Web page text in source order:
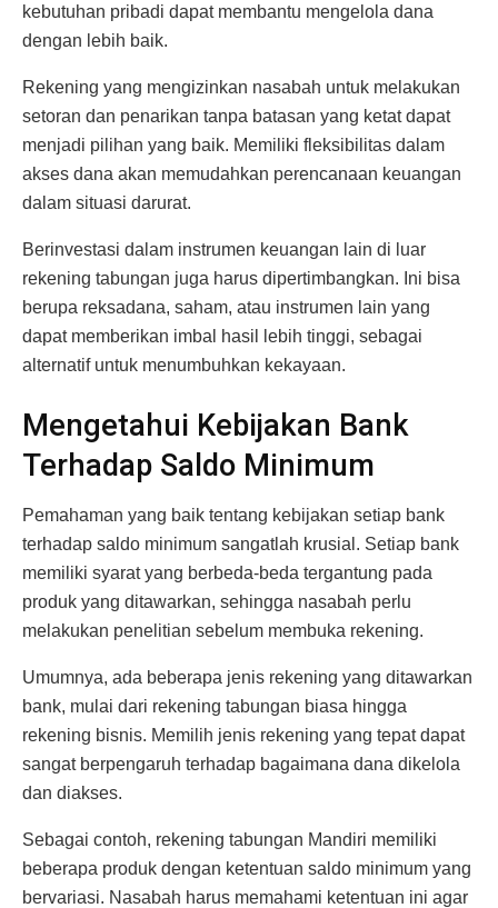
kebutuhan pribadi dapat membantu mengelola dana
dengan lebih baik.
Rekening yang mengizinkan nasabah untuk melakukan
setoran dan penarikan tanpa batasan yang ketat dapat
menjadi pilihan yang baik. Memiliki fleksibilitas dalam
akses dana akan memudahkan perencanaan keuangan
dalam situasi darurat.
Berinvestasi dalam instrumen keuangan lain di luar
rekening tabungan juga harus dipertimbangkan. Ini bisa
berupa reksadana, saham, atau instrumen lain yang
dapat memberikan imbal hasil lebih tinggi, sebagai
alternatif untuk menumbuhkan kekayaan.
Mengetahui Kebijakan Bank
Terhadap Saldo Minimum
Pemahaman yang baik tentang kebijakan setiap bank
terhadap saldo minimum sangatlah krusial. Setiap bank
memiliki syarat yang berbeda-beda tergantung pada
produk yang ditawarkan, sehingga nasabah perlu
melakukan penelitian sebelum membuka rekening.
Umumnya, ada beberapa jenis rekening yang ditawarkan
bank, mulai dari rekening tabungan biasa hingga
rekening bisnis. Memilih jenis rekening yang tepat dapat
sangat berpengaruh terhadap bagaimana dana dikelola
dan diakses.
Sebagai contoh, rekening tabungan Mandiri memiliki
beberapa produk dengan ketentuan saldo minimum yang
bervariasi. Nasabah harus memahami ketentuan ini agar